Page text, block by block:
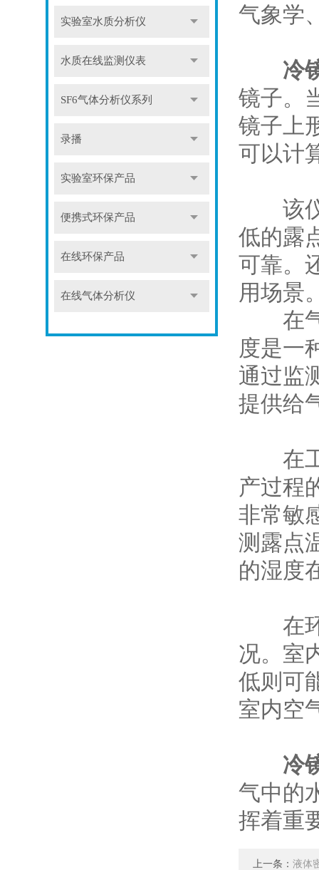
实验室水质分析仪
水质在线监测仪表
SF6气体分析仪系列
录播
实验室环保产品
便携式环保产品
在线环保产品
在线气体分析仪
气象学
冷
镜子。
镜子上
可以计
该仪
低的露
可靠。
用场景
在气
度是一
通过监
提供给
在工
产过程
非常敏
测露点
的湿度
在环
况。室
低则可
室内空
冷
气中的
挥着重
上一条： 液体